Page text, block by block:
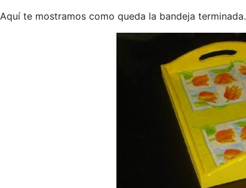
Aquí te mostramos como queda la bandeja terminada.